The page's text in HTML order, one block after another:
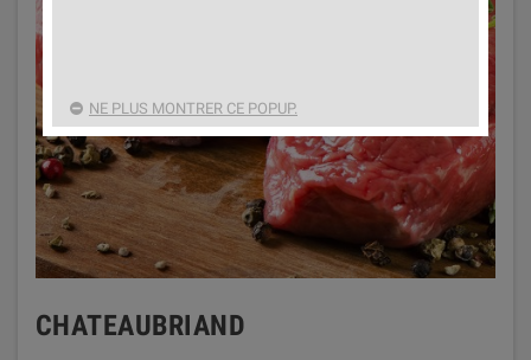
CHATEAUBRIAND
NE PLUS MONTRER CE POPUP.